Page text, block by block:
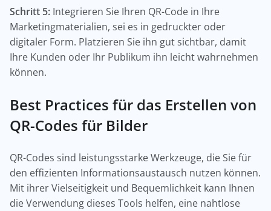
Schritt 5: Integrieren Sie Ihren QR-Code in Ihre
Marketingmaterialien, sei es in gedruckter oder
digitaler Form. Platzieren Sie ihn gut sichtbar, damit
Ihre Kunden oder Ihr Publikum ihn leicht wahrnehmen
können.
Best Practices für das Erstellen von
QR-Codes für Bilder
QR-Codes sind leistungsstarke Werkzeuge, die Sie für
den effizienten Informationsaustausch nutzen können.
Mit ihrer Vielseitigkeit und Bequemlichkeit kann Ihnen
die Verwendung dieses Tools helfen, eine nahtlose